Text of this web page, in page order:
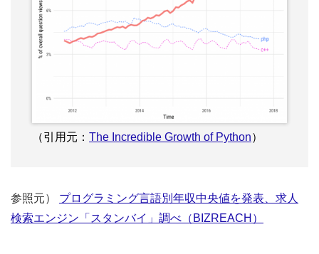
（引用元： The Incredible Growth of Python）
参照元） プログラミング言語別年収中央値を発表、求人
検索エンジン「スタンバイ」調べ（BIZREACH）